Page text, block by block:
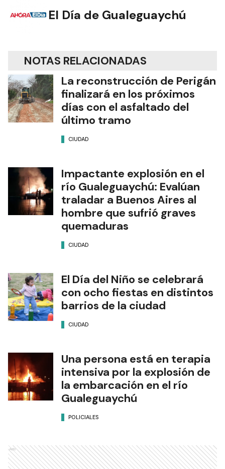
El Día de Gualeguaychú
NOTAS RELACIONADAS
La reconstrucción de Perigán
finalizará en los próximos
días con el asfaltado del
último tramo
CIUDAD
Impactante explosión en el
río Gualeguaychú: Evalúan
traladar a Buenos Aires al
hombre que sufrió graves
quemaduras
CIUDAD
El Día del Niño se celebrará
con ocho fiestas en distintos
barrios de la ciudad
CIUDAD
Una persona está en terapia
intensiva por la explosión de
la embarcación en el río
Gualeguaychú
POLICIALES
Ads